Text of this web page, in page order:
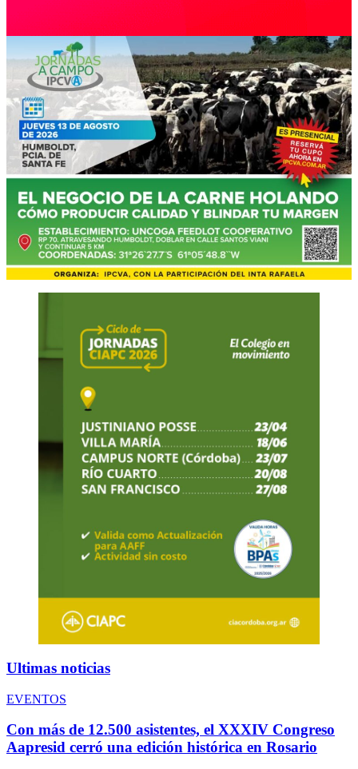
Ultimas noticias
EVENTOS
Con más de 12.500 asistentes, el XXXIV Congreso
Aapresid cerró una edición histórica en Rosario